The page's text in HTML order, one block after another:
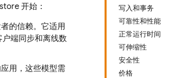
写入和事务
可靠性和性能
正常运行时间
可伸缩性
安全性
价格
开始：
的信赖。它适用
端同步和离线数
用，这些模型需